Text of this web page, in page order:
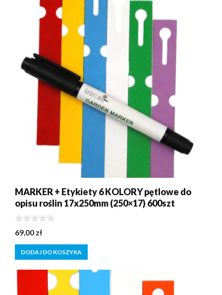
MARKER + Etykiety 6 KOLORY pętlowe do
opisu roślin 17x250mm (250×17) 600szt
0
z
5
69,00 zł
DODAJ DO KOSZYKA